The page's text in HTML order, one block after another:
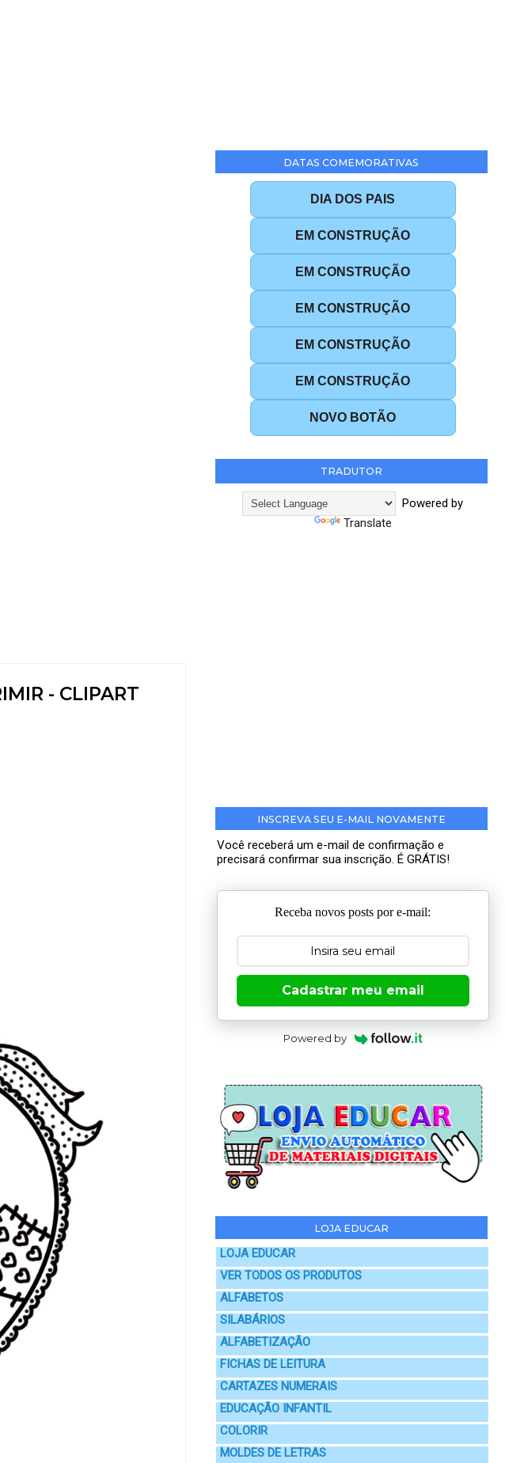
- CLIPART
DATAS COMEMORATIVAS
DIA DOS PAIS
EM CONSTRUÇÃO
EM CONSTRUÇÃO
EM CONSTRUÇÃO
EM CONSTRUÇÃO
EM CONSTRUÇÃO
NOVO BOTÃO
TRADUTOR
Powered by
Translate
INSCREVA SEU E-MAIL NOVAMENTE
Você receberá um e-mail de confirmação e
precisará confirmar sua inscrição. É GRÁTIS!
Receba novos posts por e-mail:
Cadastrar meu email
Powered by
LOJA EDUCAR
LOJA EDUCAR
VER TODOS OS PRODUTOS
ALFABETOS
SILABÁRIOS
ALFABETIZAÇÃO
FICHAS DE LEITURA
CARTAZES NUMERAIS
EDUCAÇÃO INFANTIL
COLORIR
MOLDES DE LETRAS